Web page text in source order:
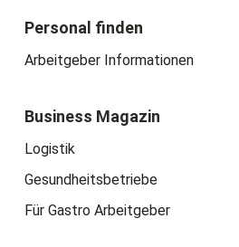
Personal finden
Arbeitgeber Informationen
Business Magazin
Logistik
Gesundheitsbetriebe
Für Gastro Arbeitgeber